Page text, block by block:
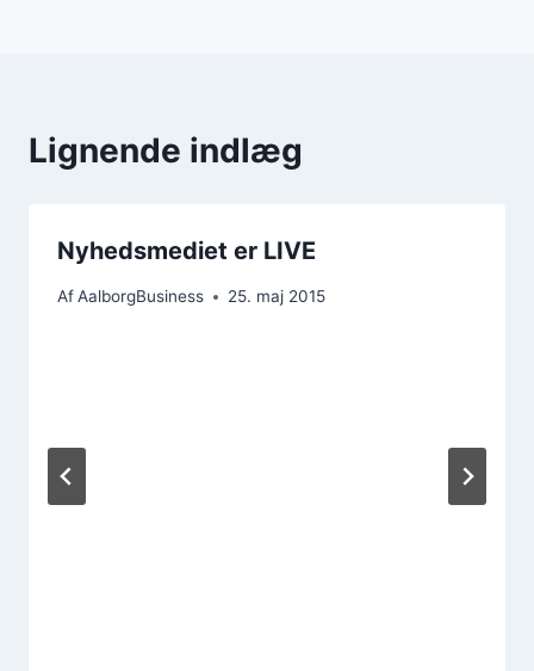
Lignende indlæg
Nyhedsmediet er LIVE
AfAalborgBusiness 25. maj 2015